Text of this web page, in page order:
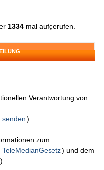
1334 mal aufgerufen.
Verantwortung von
senden )
zum
TeleMedianGesetz) und dem
).